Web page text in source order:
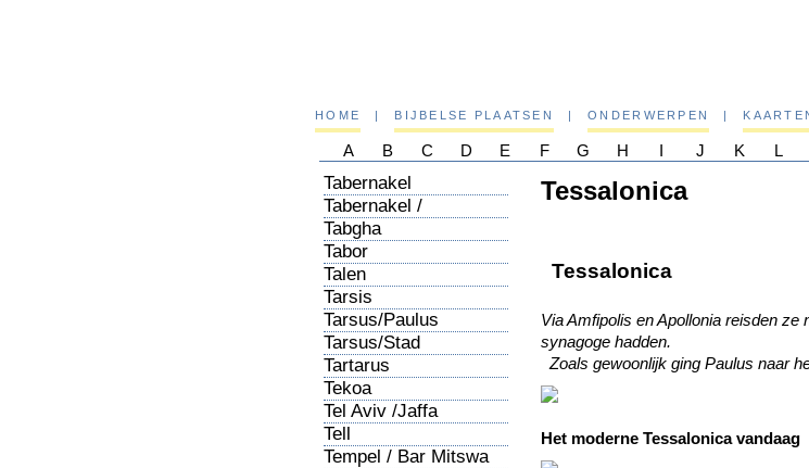
HOME | BIJBELSE PLAATSEN | ONDERWERPEN |
A B C D E F G H I J K L
Tabernakel
Tabernakel /
Voorhangsel
Tabgha
Tabor
Talen
Tarsis
Tarsus/Paulus
Tarsus/Stad
Tartarus
Tekoa
Tel Aviv /Jaffa
Tell
Tempel / Bar Mitswa
Tessalonica
Tessalonica
Via Amfipolis en Apollonia reisden
synagoge hadden.
Zoals gewoonlijk ging Paulus naar
Het moderne Tessalonica vandaag